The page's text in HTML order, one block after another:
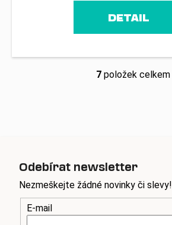
DETAIL
O
í
p
r
v
7položek celkem
Odebírat newsletter
Nezmeškejte žádné novinky či slevy!
E-mail